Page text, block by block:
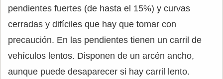
pendientes fuertes (de hasta el 15%) y curvas
cerradas y difíciles que hay que tomar con
precaución. En las pendientes tienen un carril de
vehículos lentos. Disponen de un arcén ancho,
aunque puede desaparecer si hay carril lento.